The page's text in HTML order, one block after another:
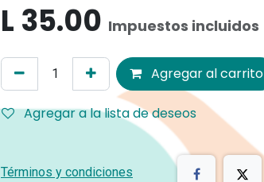
L 35.00 Impuestos incluidos
Agregar al carrito
Agregar a la lista de deseos
Términos y condiciones